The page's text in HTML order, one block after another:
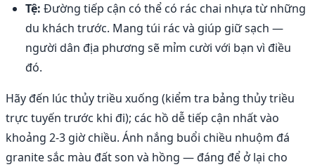
Tệ: Đường tiếp cận có thể có rác chai nhựa từ những
du khách trước. Mang túi rác và giúp giữ sạch —
người dân địa phương sẽ mỉm cười với bạn vì điều
đó.
Hãy đến lúc thủy triều xuống (kiểm tra bảng thủy triều
trực tuyến trước khi đi); các hồ dễ tiếp cận nhất vào
khoảng 2-3 giờ chiều. Ánh nắng buổi chiều nhuộm đá
granite sắc màu đất son và hồng — đáng để ở lại cho